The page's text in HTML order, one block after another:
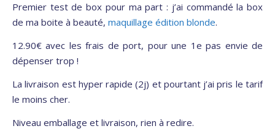
Premier test de box pour ma part : j’ai commandé la box
de ma boite à beauté, maquillage édition blonde.
12.90€ avec les frais de port, pour une 1e pas envie de
dépenser trop !
La livraison est hyper rapide (2j) et pourtant j’ai pris le tarif
le moins cher.
Niveau emballage et livraison, rien à redire.